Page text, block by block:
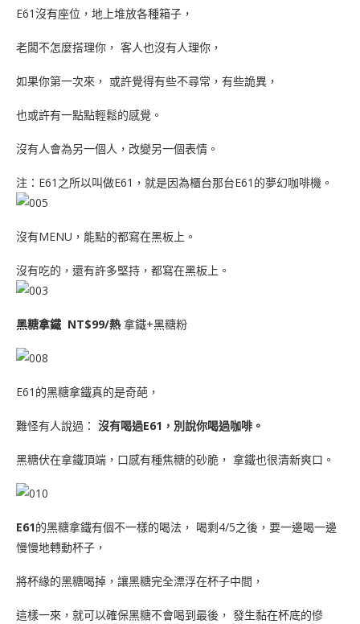
E61沒有座位，地上堆放各種箱子，
老闆不怎麼搭理你， 客人也沒有人理你，
如果你第一次來， 或許覺得有些不尋常，有些詭異，
也或許有一點點輕鬆的感覺。
沒有人會為另一個人，改變另一個表情。
注：E61之所以叫做E61，就是因為櫃台那台E61的夢幻咖啡機。
沒有MENU，能點的都寫在黑板上。
沒有吃的，還有許多堅持，都寫在黑板上。
黑糖拿鐵 NT$99/熱拿鐵+黑糖粉
E61的黑糖拿鐵真的是奇葩，
難怪有人說過： 沒有喝過E61，別說你喝過咖啡。
黑糖伏在拿鐵頂端，口感有種焦糖的砂脆， 拿鐵也很清新爽口。
E61的黑糖拿鐵有個不一樣的喝法， 喝剩4/5之後，要一邊喝一邊
慢慢地轉動杯子，
將杯緣的黑糖喝掉，讓黑糖完全漂浮在杯子中間，
這樣一來，就可以確保黑糖不會喝到最後， 發生黏在杯底的慘